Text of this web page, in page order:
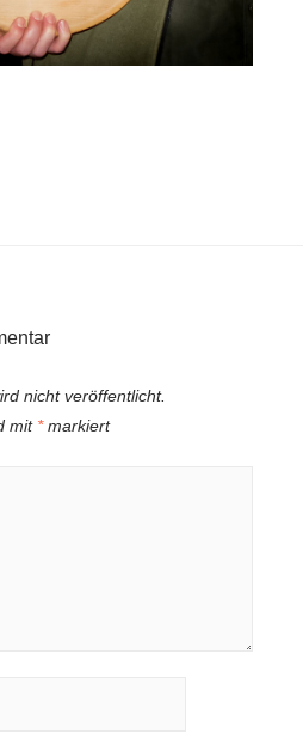
nicht veröffentlicht.
mit *markiert